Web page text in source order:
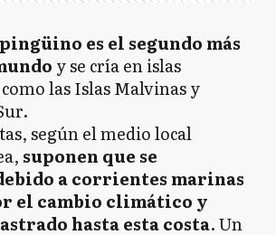
es el segundo más
y se cría en islas
las Islas Malvinas y
según el medio local
suponen que se
a corrientes marinas
el cambio climático y
hasta esta costa. Un